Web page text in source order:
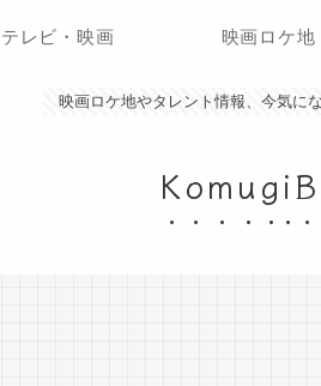
映画ロケ地やタレント情報、今気に
テレビ・映画 映画ロケ地